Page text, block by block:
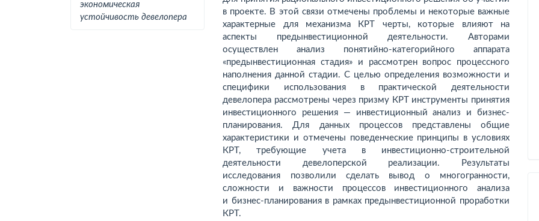
экономическая
устойчивость девелопера
в проекте. В этой связи отмечены проблемы и некоторые важные
характерные для механизма КРТ черты, которые влияют на
аспекты предын­вестиционной деятельности. Авторами
осуществлен анализ понятийно-категорийного аппарата
«предынвестиционная стадия» и рассмотрен вопрос процессного
наполнения данной стадии. С целью определения возможности и
специфики использования в практической деятельности
девелопера рассмотрены через призму КРТ инструменты принятия
инвестиционного решения — инвестиционный анализ и бизнес-
планирования. Для данных процессов представлены общие
характеристики и отмечены поведенческие принципы в условиях
КРТ, требующие учета в инвестиционно-строительной
деятельности девелоперской реализации. Результаты
исследования позволили сделать вывод о много­гранности,
сложности и важности процессов инвестиционного анализа
и бизнес-планирования в рамках предын­вестиционной проработки
КРТ.